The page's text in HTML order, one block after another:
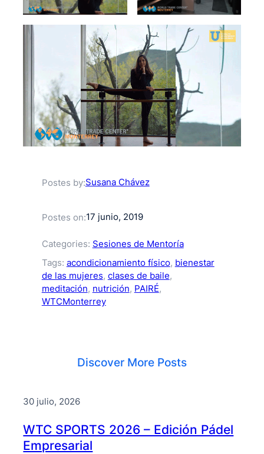
Postes by:Susana Chávez
Postes on:17 junio, 2019
Categories: Sesiones de Mentoría
Tags: acondicionamiento físico, bienestar
de las mujeres, clases de baile
meditación, nutrición, PAIRÉ
WTCMonterrey
Discover More Posts
30 julio, 2026
WTC SPORTS 2026 – Edición Pádel
Empresarial